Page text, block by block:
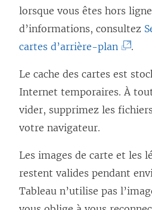
lorsque vous êtes hors
d’informations, consultez
cartes d’arrière-plan
n
s
’
o
.
Le cache des cartes est
Internet temporaires. À
vider, supprimez les
votre navigateur.
Les images de carte et les
restent valides pendant
Tableau n’utilise pas